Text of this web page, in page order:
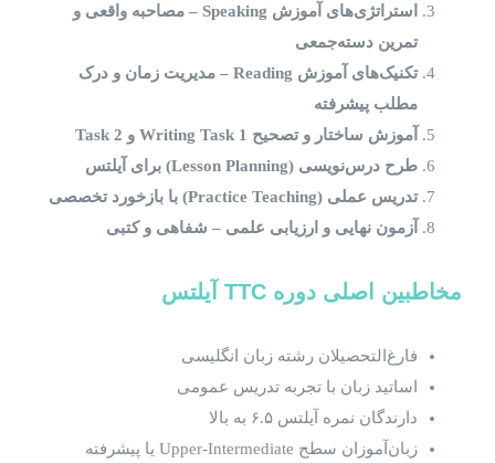
استراتژی‌های آموزش
مصاحبه واقعی و
تمرین دسته‌جمعی
تکنیک‌های آموزش
مدیریت زمان و درک
مطلب پیشرفته
آموزش ساختار و تصحیح
و
طرح درس‌نویسی (Lesson Planning)
برای آیلتس
تدریس عملی (Practice Teaching)
با بازخورد تخصصی
آزمون نهایی و ارزیابی علمی – شفاهی و کتبی
مخاطبین اصلی دوره آیلتس
فارغ‌التحصیلان رشته زبان انگلیسی
اساتید زبان با تجربه تدریس عمومی
دارندگان نمره آیلتس ۶.۵ به بالا
زبان‌آموزان سطح Upper-Intermediate یا پیشرفته